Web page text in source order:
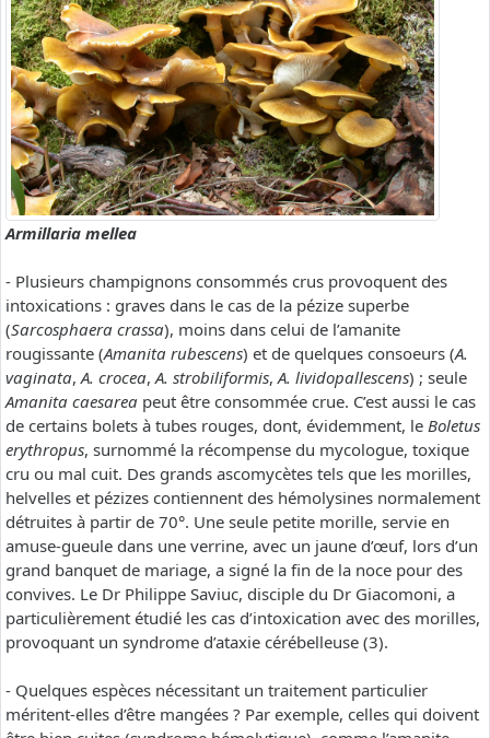
Armillaria mellea
- Plusieurs champignons consommés crus provoquent des
intoxications : graves dans le cas de la pézize superbe
(Sarcosphaera crassa), moins dans celui de l’amanite
rougissante (Amanita rubescens) et de quelques consoeurs (A.
vaginata,A. crocea, A. strobiliformis,A. lividopallescens) ; seule
Amanita caesarea peut être consommée crue. C’est aussi le cas
de certains bolets à tubes rouges, dont, évidemment, le Boletus
erythropus, surnommé la récompense du mycologue, toxique
cru ou mal cuit. Des grands ascomycètes tels que les morilles,
helvelles et pézizes contiennent des hémolysines normalement
détruites à partir de 70°. Une seule petite morille, servie en
amuse-gueule dans une verrine, avec un jaune d’œuf, lors d’un
grand banquet de mariage, a signé la fin de la noce pour des
convives. Le Dr Philippe Saviuc, disciple du Dr Giacomoni, a
particulièrement étudié les cas d’intoxication avec des morilles,
provoquant un syndrome d’ataxie cérébelleuse (3).
- Quelques espèces nécessitant un traitement particulier
méritent-elles d’être mangées ? Par exemple, celles qui doivent